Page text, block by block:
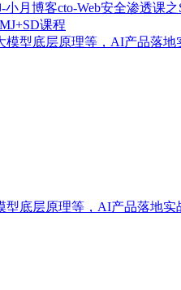
cto-Web安全渗透课
课程
底层原理等，AI产品落地实